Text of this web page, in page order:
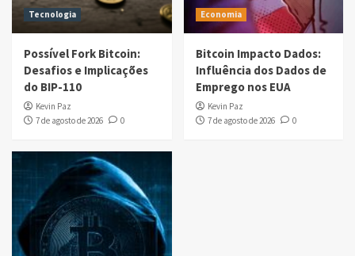
Tecnologia
Possível Fork Bitcoin:
Desafios e Implicações
do BIP-110
Kevin Paz
7 de agosto de 2026
0
Economia
Bitcoin Impacto Dados:
Influência dos Dados de
Emprego nos EUA
Kevin Paz
7 de agosto de 2026
0